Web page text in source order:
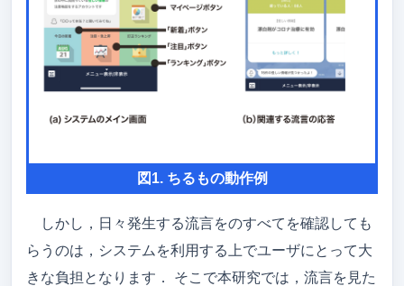
図1. ちるもの動作例
しかし，日々発生する流言をのすべてを確認しても
らうのは，システムを利用する上でユーザにとって大
きな負担となります． そこで本研究では，流言を見た